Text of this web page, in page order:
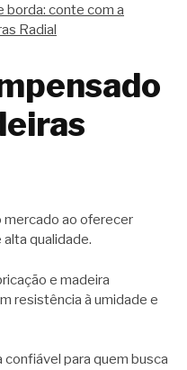
borda: conte com a
Radial
mercado ao oferecer
qualidade.
e madeira
resistência à umidade e
confiável para quem busca